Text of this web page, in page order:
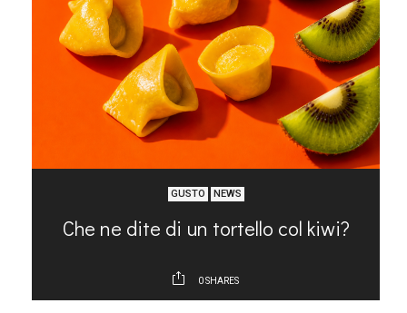
GUSTO NEWS
Che ne dite di un tortello col kiwi?
0SHARES